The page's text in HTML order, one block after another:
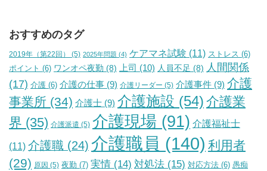
おすすめのタグ
2019年（第22回） (5) 2025年問題 (4) ケアマネ試験 (11) ストレス (6)
ポイント (6) ワンオペ夜勤 (8) 上司 (10) 人員不足 (8) 人間関係
(17) 介護 (6) 介護の仕事 (9) 介護リーダー (5) 介護事件 (9) 介護
事業所 (34) 介護士 (9) 介護施設 (54) 介護業
界 (35) 介護派遣 (5) 介護現場 (91) 介護福祉士
(11) 介護職 (24) 介護職員 (140) 利用者
(29) 原因 (5) 夜勤 (7) 実情 (14) 対処法 (15) 対応方法 (6) 愚痴